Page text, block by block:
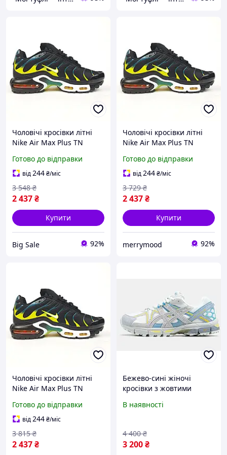
Чоловічі кросівки літні
Nike Air Max Plus TN
41 брендові
Готово до відправки
від244₴/міс
2 437₴
3 548 ₴
Купити
Big Sale 92%
Чоловічі кросівки літні
Nike Air Max Plus TN
41 брендові
Готово до відправки
від244₴/міс
2 437₴
3 729 ₴
Купити
merrymood 92%
Чоловічі кросівки літні
Nike Air Max Plus TN
41 брендові
Готово до відправки
від244₴/міс
2 437₴
3 815 ₴
Бежево-сині жіночі
кросівки з жовтими
Kahana 8 Beige Blue
комфортні для щоденного
В наявності
3 200₴
4 400 ₴